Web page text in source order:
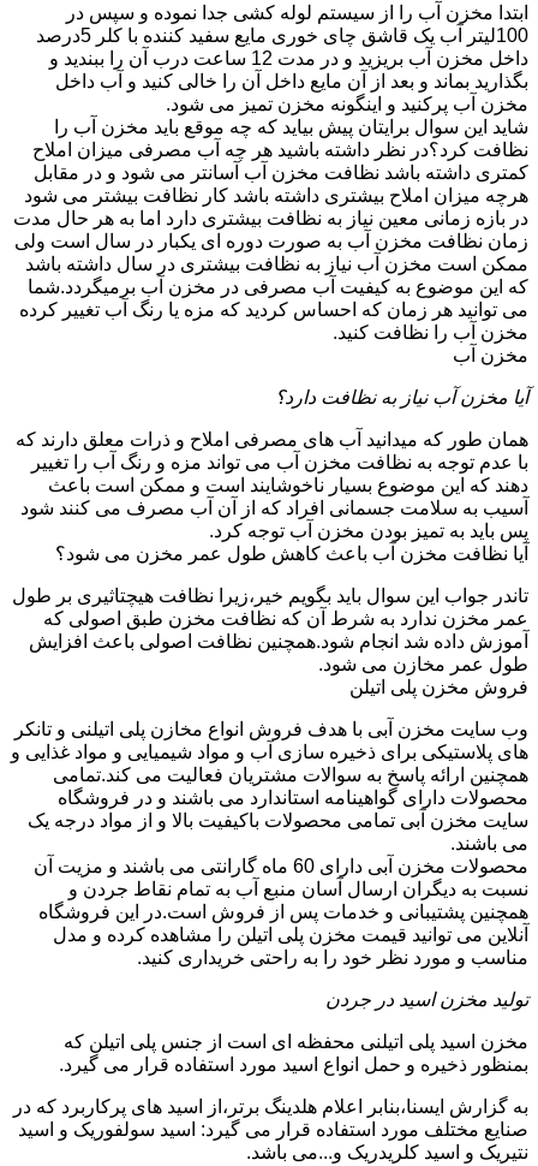
ابتدا مخزن آب را از سیستم لوله کشی جدا نموده و سپس در
100لیتر آب یک قاشق چای خوری مایع سفید کننده با کلر 5درصد
داخل مخزن آب بریزید و در مدت 12 ساعت درب آن را ببندید و
بگذارید بماند و بعد از آن مایع داخل آن را خالی کنید و آب داخل
مخزن آب پرکنید و اینگونه مخزن تمیز می شود.
شاید این سوال برایتان پیش بیاید که چه موقع باید مخزن آب را
نظافت کرد؟در نظر داشته باشید هر چه آب مصرفی میزان املاح
کمتری داشته باشد نظافت مخزن آب آسانتر می شود و در مقابل
هرچه میزان املاح بیشتری داشته باشد کار نظافت بیشتر می شود
در بازه زمانی معین نیاز به نظافت بیشتری دارد اما به هر حال مدت
زمان نظافت مخزن آب به صورت دوره ای یکبار در سال است ولی
ممکن است مخزن آب نیاز به نظافت بیشتری در سال داشته باشد
که این موضوع به کیفیت آب مصرفی در مخزن آب برمیگردد.شما
می توانید هر زمان که احساس کردید که مزه یا رنگ آب تغییر کرده
مخزن آب را نظافت کنید.
مخزن آب
آیا مخزن آب نیاز به نظافت دارد؟
همان طور که میدانید آب های مصرفی املاح و ذرات معلق دارند که
با عدم توجه به نظافت مخزن آب می تواند مزه و رنگ آب را تغییر
دهند که این موضوع بسیار ناخوشایند است و ممکن است باعث
آسیب به سلامت جسمانی افراد که از آن آب مصرف می کنند شود
پس باید به تمیز بودن مخزن آب توجه کرد.
آیا نظافت مخزن آب باعث کاهش طول عمر مخزن می شود؟
تاندر جواب این سوال باید بگویم خیر،زیرا نظافت هیچتاثیری بر طول
عمر مخزن ندارد به شرط آن که نظافت مخزن طبق اصولی که
آموزش داده شد انجام شود.همچنین نظافت اصولی باعث افزایش
طول عمر مخازن می شود.
فروش مخزن پلی اتیلن
وب سایت مخزن آبی با هدف فروش انواع مخازن پلی اتیلنی و تانکر
های پلاستیکی برای ذخیره سازی آب و مواد شیمیایی و مواد غذایی و
همچنین ارائه پاسخ به سوالات مشتریان فعالیت می کند.تمامی
محصولات دارای گواهینامه استاندارد می باشند و در فروشگاه
سایت مخزن آبی تمامی محصولات باکیفیت بالا و از مواد درجه یک
می باشند.
محصولات مخزن آبی دارای 60 ماه گارانتی می باشند و مزیت آن
نسبت به دیگران ارسال آسان منبع آب به تمام نقاط جردن و
همچنین پشتیبانی و خدمات پس از فروش است.در این فروشگاه
آنلاین می توانید قیمت مخزن پلی اتیلن را مشاهده کرده و مدل
مناسب و مورد نظر خود را به راحتی خریداری کنید.
تولید مخزن اسید در جردن
مخزن اسید پلی اتیلنی محفظه ای است از جنس پلی اتیلن که
بمنظور ذخیره و حمل انواع اسید مورد استفاده قرار می گیرد.
به گزارش ایسنا،بنابر اعلام هلدینگ برتر،از اسید های پرکاربرد که در
صنایع مختلف مورد استفاده قرار می گیرد: اسید سولفوریک و اسید
نتیریک و اسید کلریدریک و...می باشد.